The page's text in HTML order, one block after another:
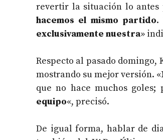
revertir la situación lo antes
hacemos el mismo partido.
exclusivamente nuestra»
Respecto al pasado
mostrando su mejor versión. «
que no hace muchos goles;
equipo«, precisó.
De igual forma, hablar de